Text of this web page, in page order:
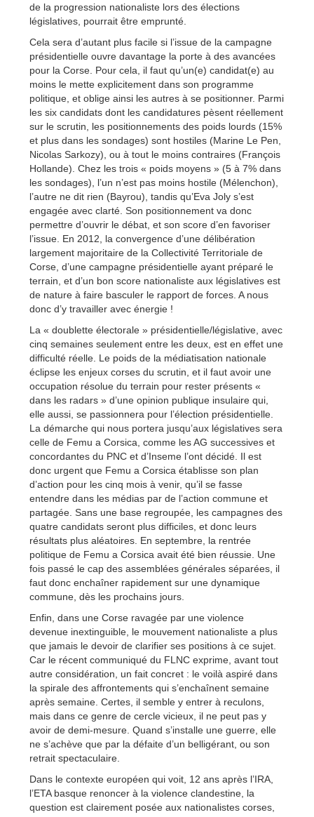
de la progression nationaliste lors des élections
législatives, pourrait être emprunté.
Cela sera d’autant plus facile si l’issue de la campagne
présidentielle ouvre davantage la porte à des avancées
pour la Corse. Pour cela, il faut qu’un(e) candidat(e) au
moins le mette explicitement dans son programme
politique, et oblige ainsi les autres à se positionner. Parmi
les six candidats dont les candidatures pèsent réellement
sur le scrutin, les positionnements des poids lourds (15%
et plus dans les sondages) sont hostiles (Marine Le Pen,
Nicolas Sarkozy), ou à tout le moins contraires (François
Hollande). Chez les trois « poids moyens » (5 à 7% dans
les sondages), l’un n’est pas moins hostile (Mélenchon),
l’autre ne dit rien (Bayrou), tandis qu’Eva Joly s’est
engagée avec clarté. Son positionnement va donc
permettre d’ouvrir le débat, et son score d’en favoriser
l’issue. En 2012, la convergence d’une délibération
largement majoritaire de la Collectivité Territoriale de
Corse, d’une campagne présidentielle ayant préparé le
terrain, et d’un bon score nationaliste aux législatives est
de nature à faire basculer le rapport de forces. A nous
donc d’y travailler avec énergie !
La « doublette électorale » présidentielle/législative, avec
cinq semaines seulement entre les deux, est en effet une
difficulté réelle. Le poids de la médiatisation nationale
éclipse les enjeux corses du scrutin, et il faut avoir une
occupation résolue du terrain pour rester présents «
dans les radars » d’une opinion publique insulaire qui,
elle aussi, se passionnera pour l’élection présidentielle.
La démarche qui nous portera jusqu’aux législatives sera
celle de Femu a Corsica, comme les AG successives et
concordantes du PNC et d’Inseme l’ont décidé. Il est
donc urgent que Femu a Corsica établisse son plan
d’action pour les cinq mois à venir, qu’il se fasse
entendre dans les médias par de l’action commune et
partagée. Sans une base regroupée, les campagnes des
quatre candidats seront plus difficiles, et donc leurs
résultats plus aléatoires. En septembre, la rentrée
politique de Femu a Corsica avait été bien réussie. Une
fois passé le cap des assemblées générales séparées, il
faut donc enchaîner rapidement sur une dynamique
commune, dès les prochains jours.
Enfin, dans une Corse ravagée par une violence
devenue inextinguible, le mouvement nationaliste a plus
que jamais le devoir de clarifier ses positions à ce sujet.
Car le récent communiqué du FLNC exprime, avant tout
autre considération, un fait concret : le voilà aspiré dans
la spirale des affrontements qui s’enchaînent semaine
après semaine. Certes, il semble y entrer à reculons,
mais dans ce genre de cercle vicieux, il ne peut pas y
avoir de demi-mesure. Quand s’installe une guerre, elle
ne s’achève que par la défaite d’un belligérant, ou son
retrait spectaculaire.
Dans le contexte européen qui voit, 12 ans après l’IRA,
l’ETA basque renoncer à la violence clandestine, la
question est clairement posée aux nationalistes corses,